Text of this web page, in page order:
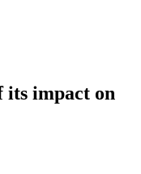
its impact on